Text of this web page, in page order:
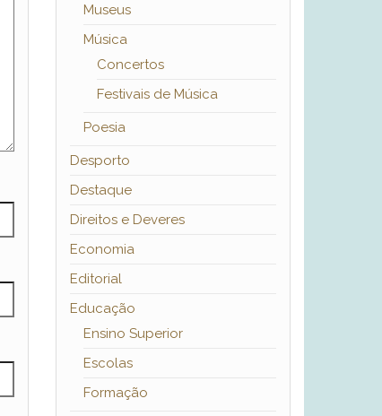
Museus
Música
Concertos
Festivais de Música
Poesia
Desporto
Destaque
Direitos e Deveres
Economia
Editorial
Educação
Ensino Superior
Escolas
Formação